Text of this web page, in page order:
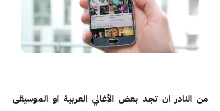
من النادر ان تجد بعض الأغاني العربية او الموسيقى